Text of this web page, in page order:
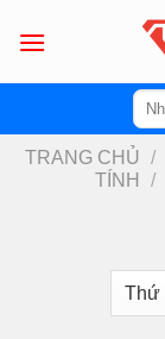
Tìm
kiếm:
TRANG CHỦ /
TÍNH
/